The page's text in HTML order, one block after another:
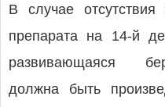
В случае
препарата на 14-й
развивающаяся
должна быть